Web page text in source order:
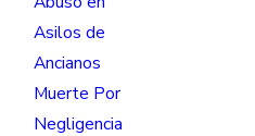
Asilos de
Ancianos
Muerte Por
Negligencia